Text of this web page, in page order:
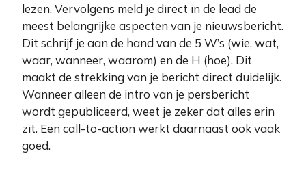
lezen. Vervolgens meld je direct in de lead de
meest belangrijke aspecten van je nieuwsbericht.
Dit schrijf je aan de hand van de 5 W’s (wie, wat,
waar, wanneer, waarom) en de H (hoe). Dit
maakt de strekking van je bericht direct duidelijk.
Wanneer alleen de intro van je persbericht
wordt gepubliceerd, weet je zeker dat alles erin
zit. Een call-to-action werkt daarnaast ook vaak
goed.